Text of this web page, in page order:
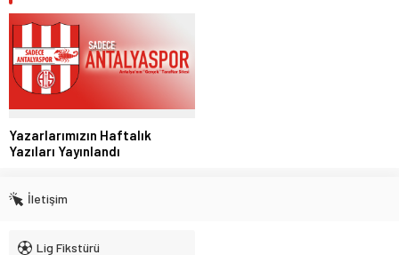
Yazarlarımızın Haftalık
Yazıları Yayınlandı
İletişim
Lig Fikstürü